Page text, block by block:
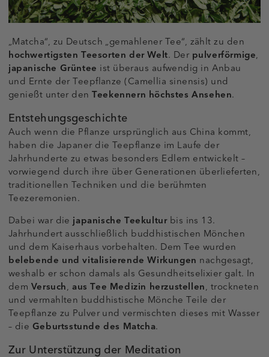
„Matcha“, zu Deutsch „gemahlener Tee“, zählt zu den
hochwertigsten Teesorten der Welt. Der pulverförmige,
japanische Grüntee ist überaus aufwendig in Anbau
und Ernte der Teepflanze (Camellia sinensis) und
genießt unter den Teekennern höchstes Ansehen.
Entstehungsgeschichte
Auch wenn die Pflanze ursprünglich aus China kommt,
haben die Japaner die Teepflanze im Laufe der
Jahrhunderte zu etwas besonders Edlem entwickelt –
vorwiegend durch ihre über Generationen überlieferten,
traditionellen Techniken und die berühmten
Teezeremonien.
Dabei war diejapanische Teekulturbis ins 13.
Jahrhundert ausschließlich buddhistischen Mönchen
und dem Kaiserhaus vorbehalten. Dem Tee wurden
belebende und vitalisierende Wirkungen nachgesagt,
weshalb er schon damals als Gesundheitselixier galt. In
dem Versuch, aus Tee Medizin herzustellen, trockneten
und vermahlten buddhistische Mönche Teile der
Teepflanze zu Pulver und vermischten dieses mit Wasser
– die Geburtsstunde des Matcha.
Zur Unterstützung der Meditation